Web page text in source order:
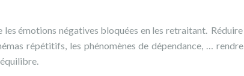
émotions négatives bloquées en les retraitant. Réduire
répétitifs, les phénomènes de dépendance, … rendre